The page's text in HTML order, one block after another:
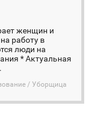
женщин и
работу в
люди на
* Актуальная
/ Уборщица